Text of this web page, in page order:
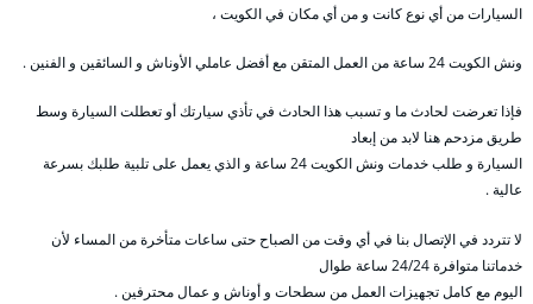
السيارات من أي نوع كانت و من أي مكان في الكويت ،
ونش الكويت 24 ساعة من العمل المتقن مع أفضل عاملي الأوناش و السائقين و الفنين .
فإذا تعرضت لحادث ما و تسبب هذا الحادث في تأذي سيارتك أو تعطلت السيارة وسط
طريق مزدحم هنا لابد من إبعاد
السيارة و طلب خدمات ونش الكويت 24 ساعة و الذي يعمل على تلبية طلبك بسرعة
عالية .
لا تتردد في الإتصال بنا في أي وقت من الصباح حتى ساعات متأخرة من المساء لأن
خدماتنا متوافرة 24/24 ساعة طوال
اليوم مع كامل تجهيزات العمل من سطحات و أوناش و عمال محترفين .